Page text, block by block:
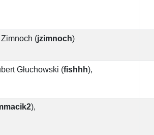
(jzimnoch)
Głuchowski (fishhh),
),